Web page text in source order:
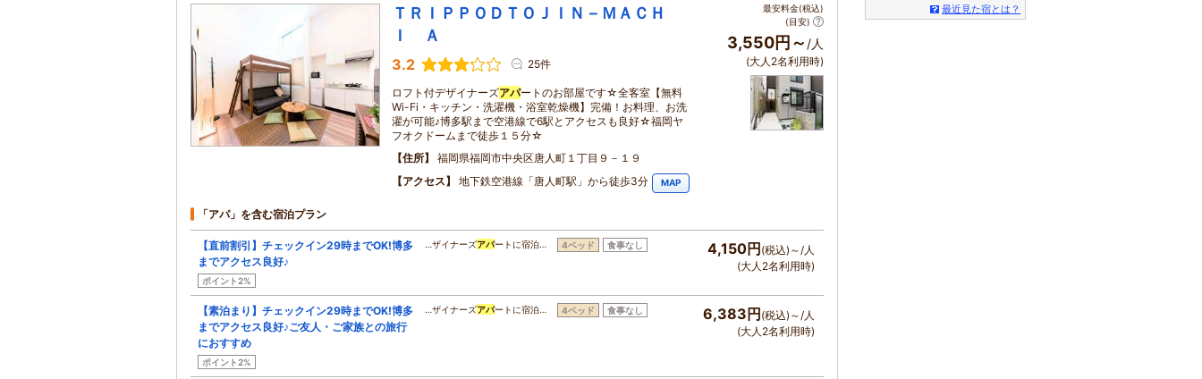
ＴＲＩＰＰＯＤＴＯＪＩＮ－ＭＡＣＨ
Ｉ Ａ
3.2 25件
ロフト付デザイナーズアパートのお部屋です☆全客室【無料
Wi-Fi・キッチン・洗濯機・浴室乾燥機】完備！お料理、お洗
濯が可能♪博多駅まで空港線で6駅とアクセスも良好☆福岡ヤ
フオクドームまで徒歩１５分☆
住所
福岡県福岡市中央区唐人町１丁目９－１９
アクセス
地下鉄空港線「唐人町駅」から徒歩3分 MAP
最安料金(税込)
(目安)
3,550円～ /人
(大人2名利用時)
「アパ」を含む宿泊プラン
【直前割引】チェックイン29時までOK!博多
までアクセス良好♪
ポイント2%
…ザイナーズアパートに宿泊… 4ベッド 食事なし 4,150円 (税込)～/人
(大人2名利用時)
【素泊まり】チェックイン29時までOK!博多
までアクセス良好♪ご友人・ご家族との旅行
におすすめ
ポイント2%
…ザイナーズアパートに宿泊… 4ベッド 食事なし 6,383円 (税込)～/人
(大人2名利用時)
最近見た宿とは？